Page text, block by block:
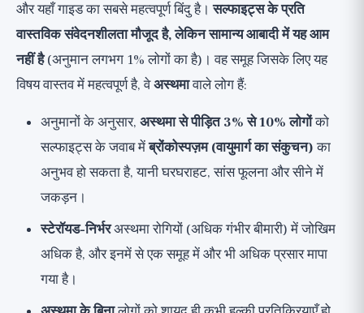
और यहाँ गाइड का सबसे महत्वपूर्ण बिंदु है।सल्फाइट्स के प्रति
वास्तविक संवेदनशीलता मौजूद है, लेकिन सामान्य आबादी में यह आम
नहीं है(अनुमान लगभग 1% लोगों का है)। वह समूह जिसके लिए यह
विषय वास्तव में महत्वपूर्ण है, वेअस्थमावाले लोग हैं:
अनुमानों के अनुसार, अस्थमा से पीड़ित 3% से 10% लोगोंको
सल्फाइट्स के जवाब मेंब्रोंकोस्पज़म (वायुमार्ग का संकुचन)का
अनुभव हो सकता है, यानी घरघराहट, सांस फूलना और सीने में
जकड़न।
स्टेरॉयड-निर्भरअस्थमा रोगियों (अधिक गंभीर बीमारी) में जोखिम
अधिक है, और इनमें से एक समूह में और भी अधिक प्रसार मापा
गया है।